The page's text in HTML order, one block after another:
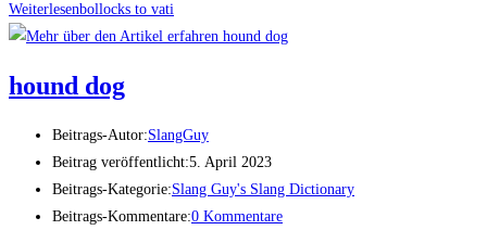
Weiterlesenbol­locks to vati
hound dog
Beitrags-Autor:SlangGuy
Beitrag veröffentlicht:5. April 2023
Beitrags-Kategorie:Slang Guy's Slang Dictionary
Beitrags-Kommentare:0 Kommentare